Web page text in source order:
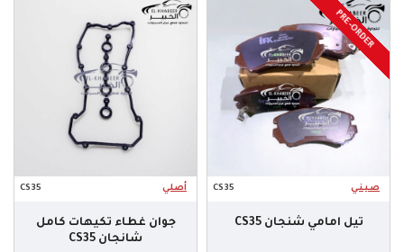
PRE-ORDER
صـيـنـي CS35
تيل امامي شنجان CS35
أصلي CS35
جوان غطاء تكيهات كامل
شانجان CS35